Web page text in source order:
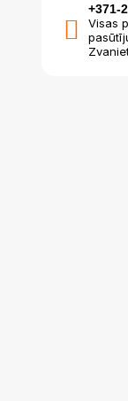
+371-
Visas